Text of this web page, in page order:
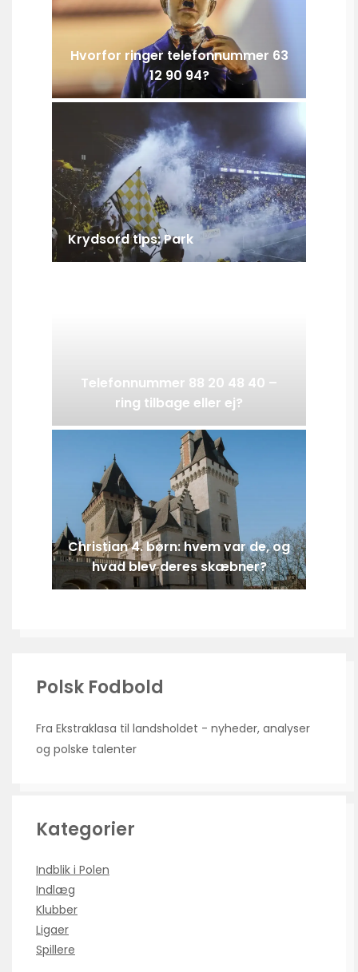
Hvorfor ringer telefonnummer 63
12 90 94?
Krydsord tips: Park
Telefonnummer 88 20 48 40 –
ring tilbage eller ej?
Christian 4. børn: hvem var de, og
hvad blev deres skæbner?
Polsk Fodbold
Fra Ekstraklasa til landsholdet - nyheder, analyser
og polske talenter
Kategorier
Indblik i Polen
Indlæg
Klubber
Ligaer
Spillere